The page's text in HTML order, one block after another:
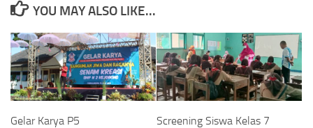
YOU MAY ALSO LIKE...
Gelar Karya P5
Screening Siswa Kelas 7